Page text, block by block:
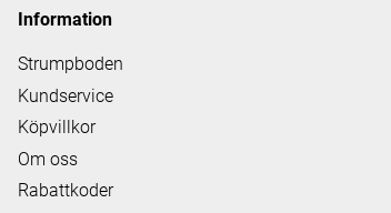
Information
Strumpboden
Kundservice
Köpvillkor
Om oss
Rabattkoder